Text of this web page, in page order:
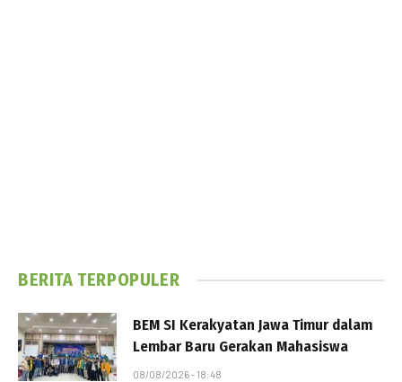
BERITA TERPOPULER
BEM SI Kerakyatan Jawa Timur dalam
Lembar Baru Gerakan Mahasiswa
08/08/2026 - 18:48